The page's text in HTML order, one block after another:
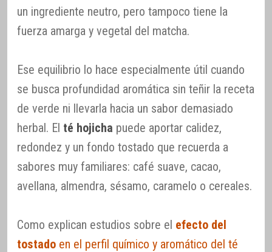
un ingrediente neutro, pero tampoco tiene la
fuerza amarga y vegetal del matcha.
Ese equilibrio lo hace especialmente útil cuando
se busca profundidad aromática sin teñir la receta
de verde ni llevarla hacia un sabor demasiado
herbal. El té hojicha puede aportar calidez,
redondez y un fondo tostado que recuerda a
sabores muy familiares: café suave, cacao,
avellana, almendra, sésamo, caramelo o cereales.
Como explican estudios sobre el efecto del
tostado en el perfil químico y aromático del té